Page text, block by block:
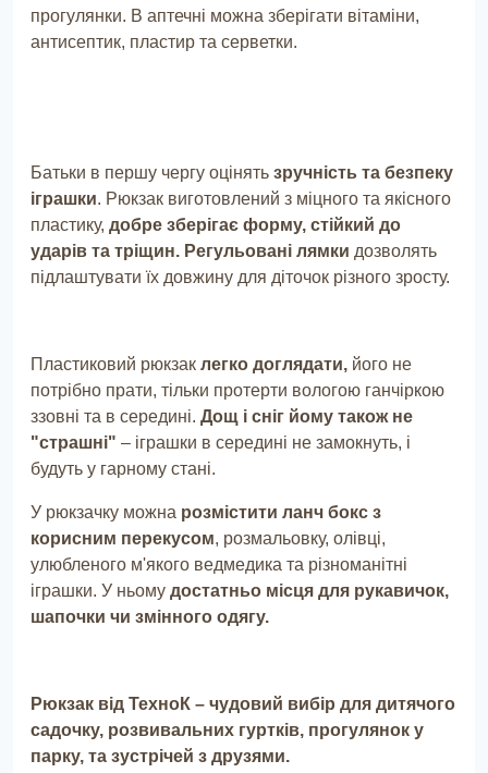
прогулянки. В аптечні можна зберігати вітаміни,
антисептик, пластир та серветки.
Батьки в першу чергу оцінять зручність та безпеку
іграшки. Рюкзак виготовлений з міцного та якісного
пластику, добре зберігає форму, стійкий до
ударів та тріщин. Регульовані лямки дозволять
підлаштувати їх довжину для діточок різного зросту.
Пластиковий рюкзак легко доглядати, його не
потрібно прати, тільки протерти вологою ганчіркою
ззовні та в середині. Дощ і сніг йому також не
"страшні" – іграшки в середині не замокнуть, і
будуть у гарному стані.
У рюкзачку можна розмістити ланч бокс з
корисним перекусом, розмальовку, олівці,
улюбленого м'якого ведмедика та різноманітні
іграшки. У ньому достатньо місця для рукавичок,
шапочки чи змінного одягу.
Рюкзак від ТехноК – чудовий вибір для дитячого
садочку, розвивальних гуртків, прогулянок у
парку, та зустрічей з друзями.